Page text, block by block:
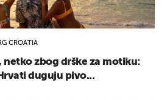
CROATIA
netko zbog drške za motiku:
duguju pivo...